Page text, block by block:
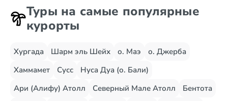
Туры на самые популярные
курорты
Хургада Шарм эль Шейх о. Маэ
о. Джерба
Хаммамет
Сусс
Нуса Дуа (о. Бали)
Ари (Алифу) Атолл
Северный Мале Атолл
Бентота